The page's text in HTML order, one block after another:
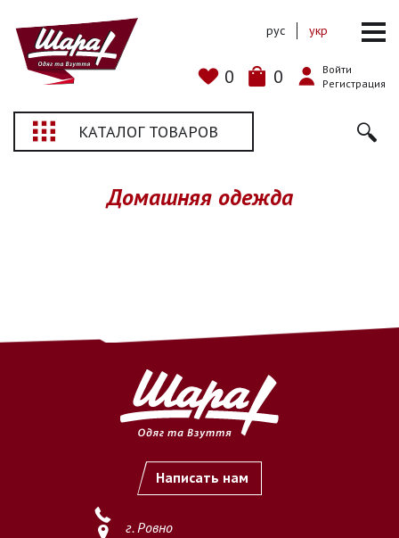
0 0
Войти
Регистрация
рус укр
КАТАЛОГ ТОВАРОВ
Домашняя одежда
Написать нам
г. Ровно